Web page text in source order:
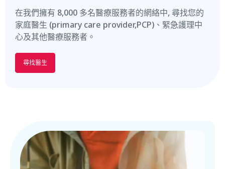
在我們擁有 8,000 多名醫療服務者的網絡中, 尋找您的
家庭醫生 (primary care provider,PCP) 、緊急護理中
心及其他醫療服務者。
尋找醫生